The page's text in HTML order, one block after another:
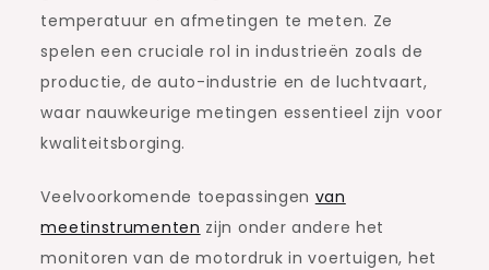
temperatuur en afmetingen te meten. Ze
spelen een cruciale rol in industrieën zoals de
productie, de auto-industrie en de luchtvaart,
waar nauwkeurige metingen essentieel zijn voor
kwaliteitsborging.
Veelvoorkomende toepassingen van
meetinstrumenten zijn onder andere het
monitoren van de motordruk in voertuigen, het